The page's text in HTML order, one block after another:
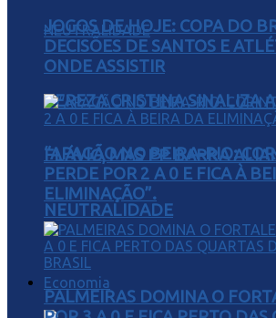
TEREZA CRISTINA SINALIZA
FLÁVIO, MAS PP BARRA
NEUTRALIDADE
Economia
JOGOS DE HOJE: COPA DO
DECISÕES DE SANTOS E
ONDE ASSISTIR
“APAGÃO NO BEIRA-RIO:
PERDE POR 2 A 0 E FICA À
ELIMINAÇÃO”.
PALMEIRAS DOMINA O